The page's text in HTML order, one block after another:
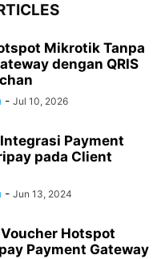
Mikrotik Tanpa
dengan QRIS
- Jul 10, 2026
Payment
pada Client
- Jun 13, 2024
Hotspot
Payment Gateway